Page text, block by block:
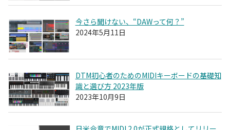
今さら聞けない、“DAWって何？”
2024年5月11日
DTM初心者のためのMIDIキーボードの基礎知
識と選び方 2023年版
2023年10月9日